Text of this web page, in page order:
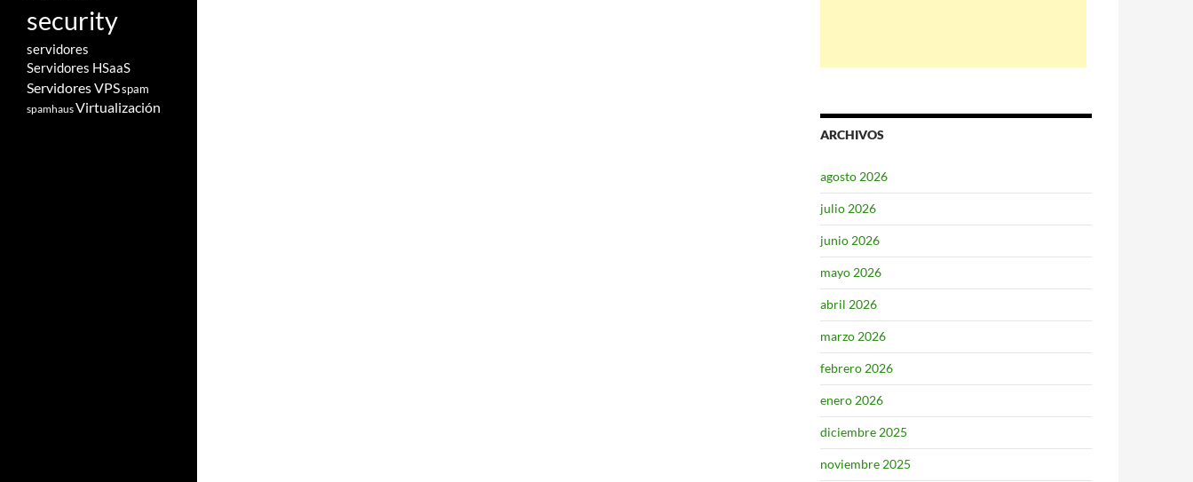
ARCHIVOS
agosto 2026
julio 2026
junio 2026
mayo 2026
abril 2026
marzo 2026
febrero 2026
enero 2026
diciembre 2025
noviembre 2025
security
servidores
Servidores HSaaS
Servidores VPSspam
spamhausVirtualización